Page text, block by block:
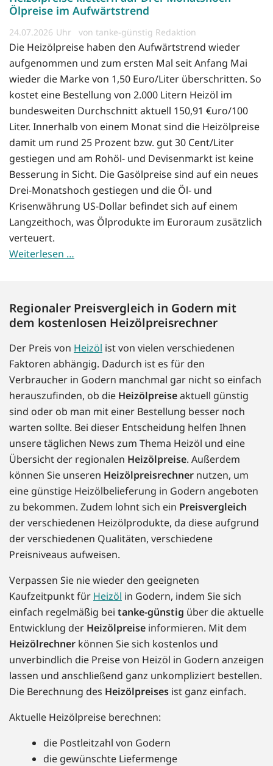
Ölpreise im Aufwärtstrend
24.07.2026 von tanke-günstig Redaktion
Die Heizölpreise haben den Aufwärtstrend wieder
aufgenommen und zum ersten Mal seit Anfang Mai
wieder die Marke von 1,50 Euro/Liter überschritten. So
kostet eine Bestellung von 2.000 Litern Heizöl im
bundesweiten Durchschnitt aktuell 150,91 €uro/100
Liter. Innerhalb von einem Monat sind die Heizölpreise
damit um rund 25 Prozent bzw. gut 30 Cent/Liter
gestiegen und am Rohöl- und Devisenmarkt ist keine
Besserung in Sicht. Die Gasölpreise sind auf ein neues
Drei-Monatshoch gestiegen und die Öl- und
Krisenwährung US-Dollar befindet sich auf einem
Langzeithoch, was Ölprodukte im Euroraum zusätzlich
verteuert.
Weiterlesen …
Regionaler Preisvergleich in Godern mit
dem kostenlosen Heizölpreisrechner
Der Preis von Heizöl ist von vielen verschiedenen
Faktoren abhängig. Dadurch ist es für den
Verbraucher in Godern manchmal gar nicht so einfach
herauszufinden, ob die Heizölpreiseaktuell günstig
sind oder ob man mit einer Bestellung besser noch
warten sollte. Bei dieser Entscheidung helfen Ihnen
unsere täglichen News zum Thema Heizöl und eine
Übersicht der regionalen Heizölpreise. Außerdem
können Sie unseren Heizölpreisrechner nutzen, um
eine günstige Heizölbelieferung in Godern angeboten
zu bekommen. Zudem lohnt sich ein Preisvergleich
der verschiedenen Heizölprodukte, da diese aufgrund
der verschiedenen Qualitäten, verschiedene
Preisniveaus aufweisen.
Verpassen Sie nie wieder den geeigneten
Kaufzeitpunkt für Heizöl in Godern, indem Sie sich
einfach regelmäßig bei tanke-günstig über die aktuelle
Entwicklung der Heizölpreise informieren. Mit dem
Heizölrechner können Sie sich kostenlos und
unverbindlich die Preise von Heizöl in Godern anzeigen
lassen und anschließend ganz unkompliziert bestellen.
Die Berechnung des Heizölpreises ist ganz einfach.
Aktuelle Heizölpreise berechnen:
die Postleitzahl von Godern
die gewünschte Liefermenge